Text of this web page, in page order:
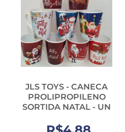
JLS TOYS - CANECA
PROLIPROPILENO
SORTIDA NATAL - UN